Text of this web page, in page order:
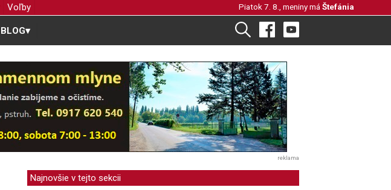
Voľby Piatok 7. 8., meniny má Štefánia
BLOG▾
reklama
Najnovšie v tejto sekcii